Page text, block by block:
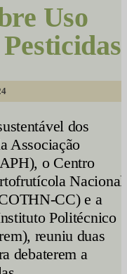
Uso
dos
Associação
o Centro
Nacional
CC) e a
Politécnico
reuniu duas
debaterem a